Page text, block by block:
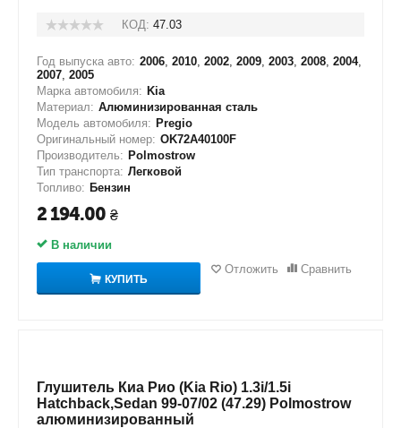
КОД: 47.03
Год выпуска авто: 2006, 2010, 2002, 2009, 2003, 2008, 2004,
2007, 2005
Марка автомобиля: Kia
Материал: Алюминизированная сталь
Модель автомобиля: Pregio
Оригинальный номер: OK72A40100F
Производитель: Polmostrow
Тип транспорта: Легковой
Топливо: Бензин
2 194.00 ₴
В наличии
КУПИТЬ
Отложить Сравнить
Глушитель Киа Рио (Kia Rio) 1.3i/1.5i
Hatchback,Sedan 99-07/02 (47.29) Polmostrow
алюминизированный